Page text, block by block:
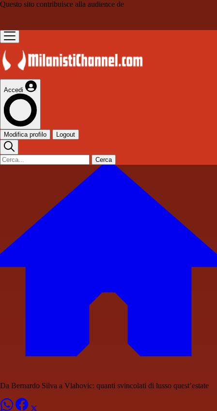
Questo sito contribuisce alla audience de
Accedi
Modifica profilo Logout
Cerca
Da Bernardo Silva a Vlahovic: quanti svincolati di lusso quest’estate